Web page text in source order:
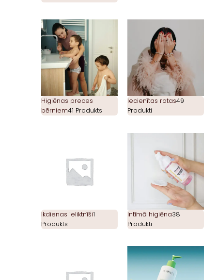
Higiēnas preces
bērniem41 Produkts
Iecienītas rotas49
Produkti
Ikdienas ieliktnīši1
Produkts
Intīmā higiēna38
Produkti